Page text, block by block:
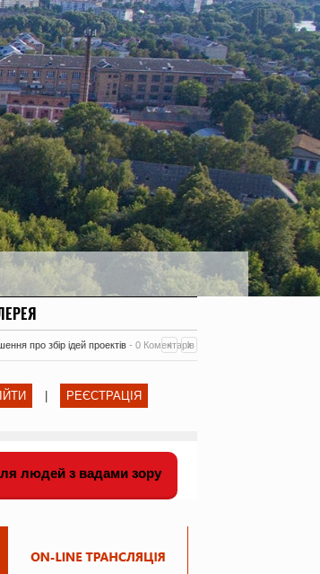
про збір ідей проектів - 0 Коментарів
РЕЄСТРАЦІЯ
людей з вадами зору